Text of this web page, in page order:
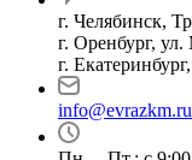
г. Челябинск,
г. Оренбург,
г.
info@evrazkm.ru